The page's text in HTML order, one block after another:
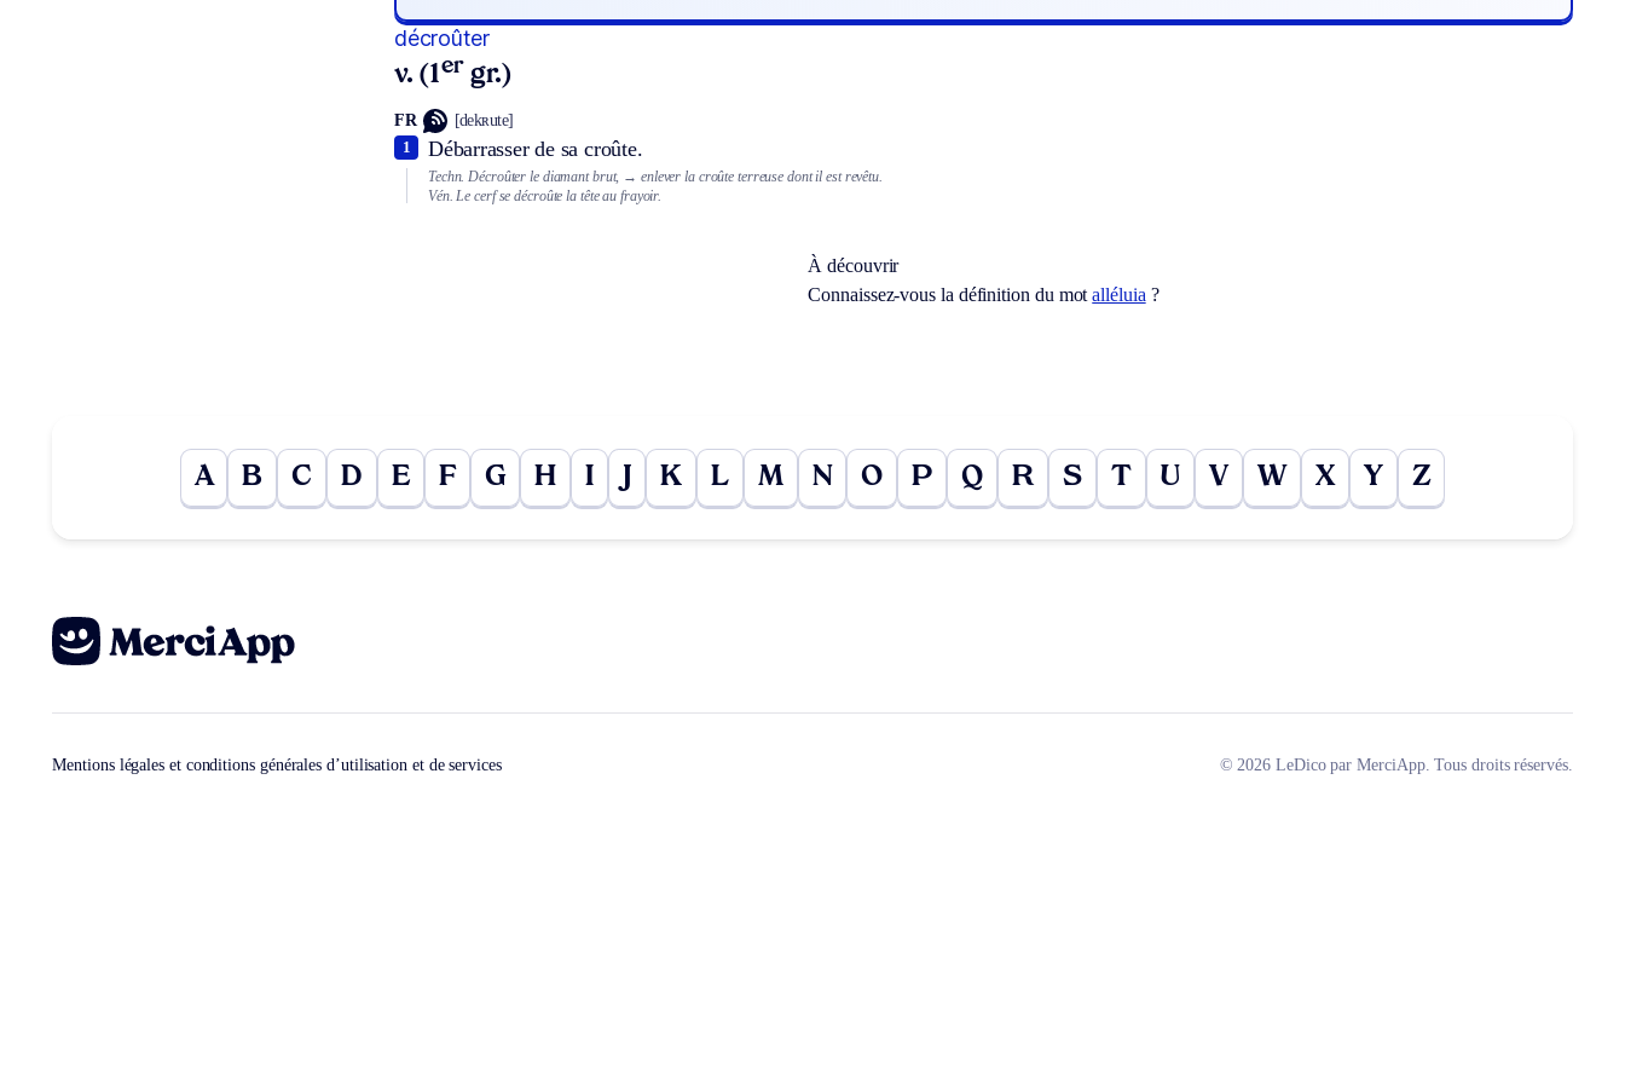
décroûter
v. (1er gr.)
FR [dekʀute]
Débarrasser de sa croûte.
1
Techn. Décroûter le diamant brut, → enlever la croûte terreuse dont il est revêtu.
Vén. Le cerf se décroûte la tête au frayoir.
À découvrir
Connaissez-vous la définition du motalléluia ?
A B C D E F G H I J K L M N O P Q R S T U V W X Y Z
Mentions légales et conditions générales d’utilisation et de services © 2026 LeDico par MerciApp. Tous droits réservés.